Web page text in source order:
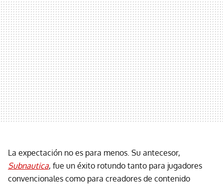
La expectación no es para menos. Su antecesor,
Subnautica, fue un éxito rotundo tanto para jugadores
convencionales como para creadores de contenido